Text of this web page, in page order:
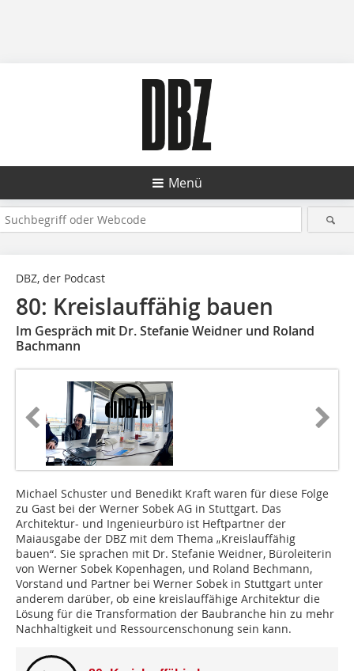
Menü
DBZ, der Podcast
80: Kreislauffähig bauen
Im Gespräch mit Dr. Stefanie Weidner und Roland
Bachmann
Michael Schuster und Benedikt Kraft waren für diese Folge
zu Gast bei der Werner Sobek AG in Stuttgart. Das
Architektur- und Ingenieurbüro ist Heftpartner der
Maiausgabe der DBZ mit dem Thema „Kreislauffähig
bauen“. Sie sprachen mit Dr. Stefanie Weidner, Büroleiterin
von Werner Sobek Kopenhagen, und Roland Bechmann,
Vorstand und Partner bei Werner Sobek in Stuttgart unter
anderem darüber, ob eine kreislauffähige Architektur die
Lösung für die Transformation der Baubranche hin zu mehr
Nachhaltigkeit und Ressourcenschonung sein kann.